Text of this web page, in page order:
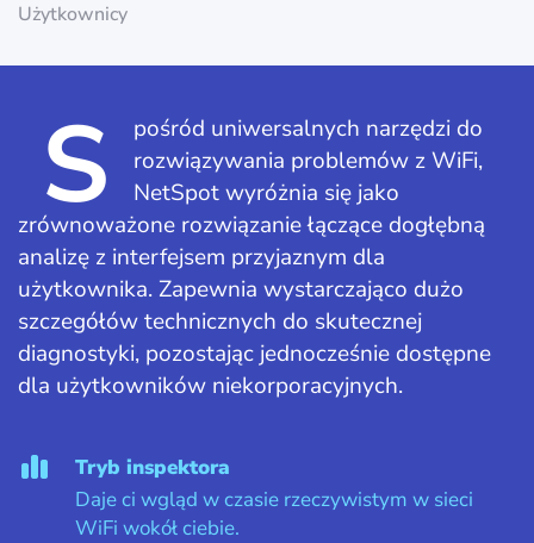
Użytkownicy
S
pośród uniwersalnych narzędzi do
rozwiązywania problemów z WiFi,
NetSpot wyróżnia się jako
zrównoważone rozwiązanie łączące dogłębną
analizę z interfejsem przyjaznym dla
użytkownika. Zapewnia wystarczająco dużo
szczegółów technicznych do skutecznej
diagnostyki, pozostając jednocześnie dostępne
dla użytkowników niekorporacyjnych.
Tryb inspektora
Daje ci wgląd w czasie rzeczywistym w sieci
WiFi wokół ciebie.